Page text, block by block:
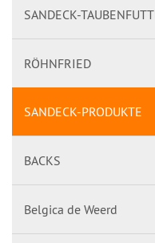
SANDECK-
RÖHNFRIED
SANDECK-PRODUKTE
BACKS
Belgica de Weerd